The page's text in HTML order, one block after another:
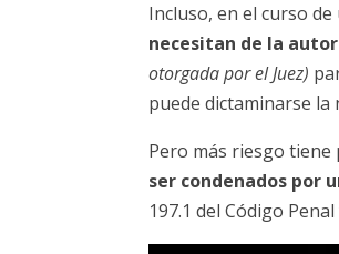
Incluso, en el curso
necesitan de la
otorgada por el Juez)
puede dictaminarse la
Pero más riesgo tiene
ser condenados por
197.1 del Código